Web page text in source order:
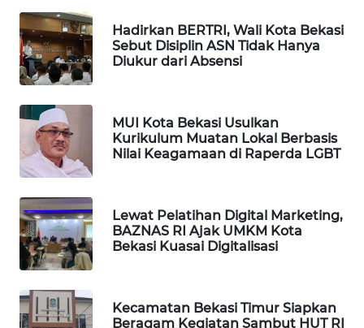
Hadirkan BERTRI, Wali Kota Bekasi
Sebut Disiplin ASN Tidak Hanya
Diukur dari Absensi
MUI Kota Bekasi Usulkan
Kurikulum Muatan Lokal Berbasis
Nilai Keagamaan di Raperda LGBT
Lewat Pelatihan Digital Marketing,
BAZNAS RI Ajak UMKM Kota
Bekasi Kuasai Digitalisasi
Kecamatan Bekasi Timur Siapkan
Beragam Kegiatan Sambut HUT RI
SIBARAGAS
NEWS
SIANTAR
NEWS
METRO
NEWS
METRO
JAKARTA
KRT